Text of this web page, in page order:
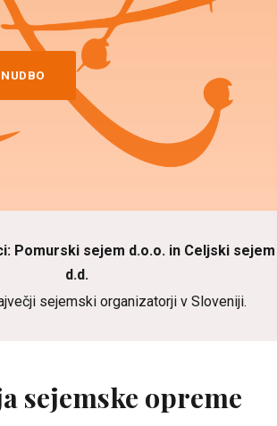
Pomurski sejem d.o.o. in Celjski sejem
d.d.
sejemski organizatorji v Sloveniji.
sejemske opreme